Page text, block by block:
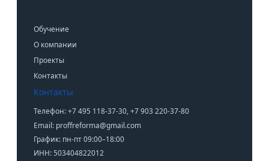
Обучение
О компании
Проекты
Контакты
Контакты
Телефон: +7 495 118-37-30, +7 903 220-37-80
Email: proffreforma@gmail.com
График: пн-пт 09:00–18:00
ИНН: 503404822012